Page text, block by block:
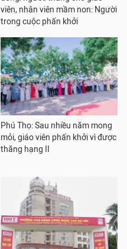
viên, nhân viên mầm non: Người
trong cuộc phấn khởi
Phú Thọ: Sau nhiều năm mong
mỏi, giáo viên phấn khởi vì được
thăng hạng II